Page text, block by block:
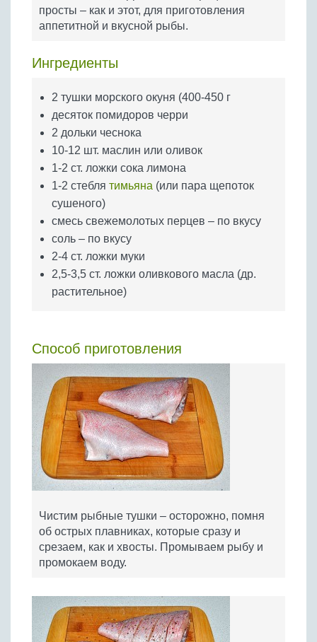
Бобовые
Яйца
просты – как и этот, для приготовления
аппетитной и вкусной рыбы.
Ингредиенты
2 тушки морского окуня (400-450 г
десяток помидоров черри
2 дольки чеснока
10-12 шт. маслин или оливок
1-2 ст. ложки сока лимона
1-2 стебля тимьяна (или пара щепоток
сушеного)
смесь свежемолотых перцев – по вкусу
соль – по вкусу
2-4 ст. ложки муки
2,5-3,5 ст. ложки оливкового масла (др.
растительное)
Способ приготовления
Чистим рыбные тушки – осторожно, помня
об острых плавниках, которые сразу и
срезаем, как и хвосты. Промываем рыбу и
промокаем воду.